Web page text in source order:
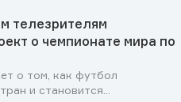
телезрителям
о чемпионате мира по
о том, как футбол
и становится...